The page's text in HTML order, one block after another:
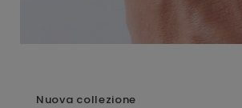
Nuova collezione